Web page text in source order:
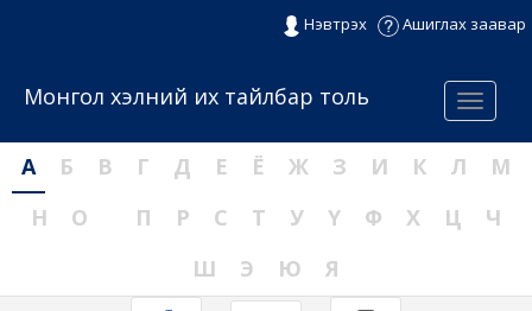
Нэвтрэх Ашиглах заавар
Menu
Монгол хэлний их тайлбар толь
А Б В Г Д Е Ё Ж З И К Л
М
Н
О П Р С Т У Ү Ф Х Ц
Ч
Ш
Э Ю Я